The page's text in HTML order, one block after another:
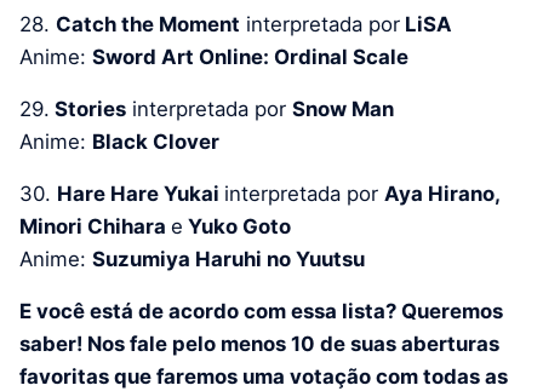
28. Catch the Moment interpretada por LiSA
Anime: Sword Art Online: Ordinal Scale
29. Stories interpretada por Snow Man
Anime: Black Clover
30. Hare Hare Yukai interpretada por Aya Hirano,
Minori Chihara e Yuko Goto
Anime: Suzumiya Haruhi no Yuutsu
E você está de acordo com essa lista? Queremos
saber! Nos fale pelo menos 10 de suas aberturas
favoritas que faremos uma votação com todas as